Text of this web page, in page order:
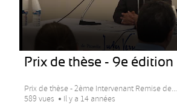
Prix de thèse - 9e édition
Prix de thèse - 2ème Intervenant Remise de...
589 vues
Il y a 14 années